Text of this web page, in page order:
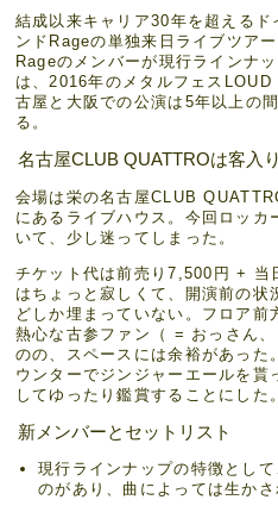
結成以来キャリア30年を超える
ンドRageの単独来日ライブツア
Rageのメンバーが現行ラインナ
は、2016年のメタルフェス
古屋と大阪での公演は5年以上の
る。
名古屋CLUB QUATTROは客入
会場は栄の名古屋CLUB
にあるライブハウス。今回ロッカ
いて、少し迷ってしまった。
チケット代は前売り7,500円 + 当
はちょっと寂しくて、開演前の状
どしか埋まっていない。フロア
熱心な古参ファン（ = おっさん
のの、スペースには余裕があった
ウンターでジンジャーエールを貰
してゆったり鑑賞することにした。
新メンバーとセットリスト
現行ラインナップの特徴とし
のがあり、曲によっては生かさ